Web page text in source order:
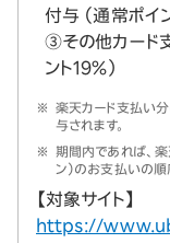
付与 （通常ポイ
③その他カード
ント19%）
※
楽天カード支払い
与されます。
※
期間内であれば、楽
ン）のお支払いの順
【対象サイト】
https://